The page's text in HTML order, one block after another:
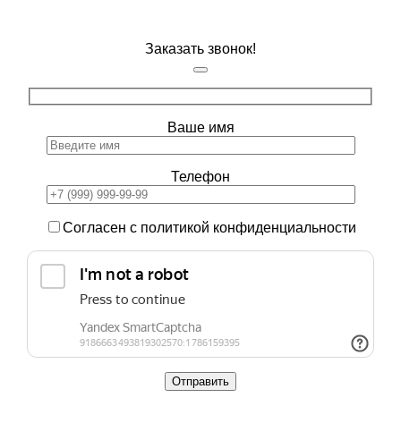
Заказать звонок!
Ваше имя
Телефон
Согласен с политикой конфиденциальности